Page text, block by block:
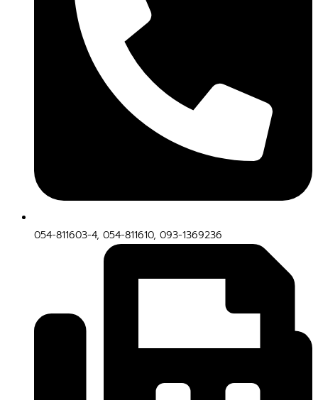
054-811603-4, 054-811610, 093-1369236